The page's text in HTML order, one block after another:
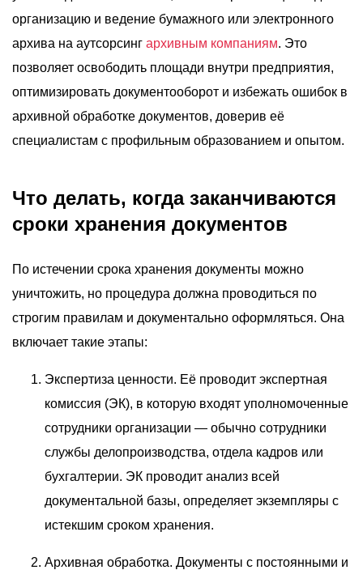
организацию и ведение бумажного или электронного
архива на аутсорсинг архивным компаниям. Это
позволяет освободить площади внутри предприятия,
оптимизировать документооборот и избежать ошибок в
архивной обработке документов, доверив её
специалистам с профильным образованием и опытом.
Что делать, когда заканчиваются
сроки хранения документов
По истечении срока хранения документы можно
уничтожить, но процедура должна проводиться по
строгим правилам и документально оформляться. Она
включает такие этапы:
Экспертиза ценности. Её проводит экспертная
комиссия (ЭК), в которую входят уполномоченные
сотрудники организации — обычно сотрудники
службы делопроизводства, отдела кадров или
бухгалтерии. ЭК проводит анализ всей
документальной базы, определяет экземпляры с
истекшим сроком хранения.
Архивная обработка. Документы с постоянными и